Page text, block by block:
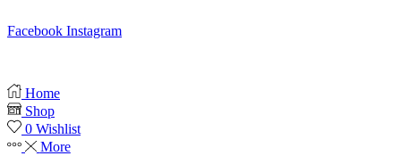
Facebook Instagram
Home
Shop
0 Wishlist
More